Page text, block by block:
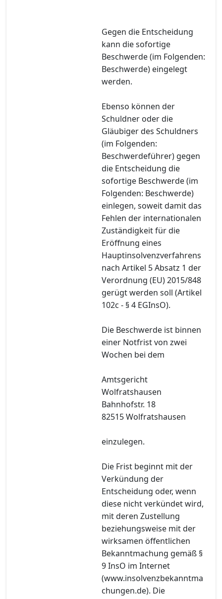
Gegen die Entscheidung
kann die sofortige
Beschwerde (im Folgenden:
Beschwerde) eingelegt
werden.
Ebenso können der
Schuldner oder die
Gläubiger des Schuldners
(im Folgenden:
Beschwerdeführer) gegen
die Entscheidung die
sofortige Beschwerde (im
Folgenden: Beschwerde)
einlegen, soweit damit das
Fehlen der internationalen
Zuständigkeit für die
Eröffnung eines
Hauptinsolvenzverfahrens
nach Artikel 5 Absatz 1 der
Verordnung (EU) 2015/848
gerügt werden soll (Artikel
102c - § 4 EGInsO).
Die Beschwerde ist binnen
einer Notfrist von zwei
Wochen bei dem
Amtsgericht
Wolfratshausen
Bahnhofstr. 18
82515 Wolfratshausen
einzulegen.
Die Frist beginnt mit der
Verkündung der
Entscheidung oder, wenn
diese nicht verkündet wird,
mit deren Zustellung
beziehungsweise mit der
wirksamen öffentlichen
Bekanntmachung gemäß §
9 InsO im Internet
(www.insolvenzbekanntma
chungen.de). Die